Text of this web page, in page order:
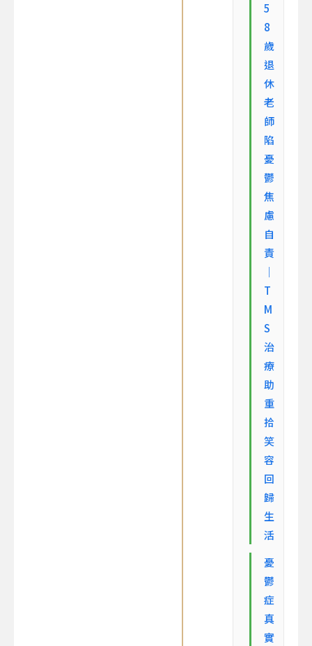
5
8
歲
退
休
老
師
陷
憂
鬱
焦
慮
自
責
｜
T
M
S
治
療
助
重
拾
笑
容
回
歸
生
活
憂
鬱
症
真
實